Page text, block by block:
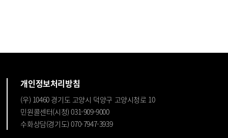
개인정보처리방침
(우) 10460 경기도 고양시 덕양구 고양시청로 10
민원콜센터(시청) 031-909-9000
수화상담(경기도) 070-7947-3939